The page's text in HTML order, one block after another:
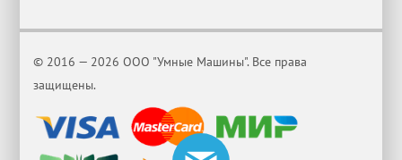
© 2016 — 2026 ООО "Умные Машины". Все права
защищены.